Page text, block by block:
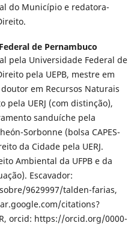
do Município e redatora-
de Pernambuco
pela Universidade Federal de
pela UEPB, mestre em
em Recursos Naturais
pela UERJ (com distinção),
sanduíche pela
Sorbonne (bolsa CAPES-
da Cidade pela UERJ.
Ambiental da UFPB e da
Escavador:
9629997/talden-farias,
citations?
orcid: https://orcid.org/0000-